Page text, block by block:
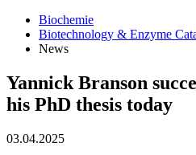
Biochemie
Biotechnology & Enzyme
News
Yannick Branson
his PhD thesis today
03.04.2025